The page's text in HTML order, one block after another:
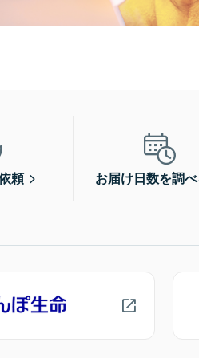
頼 お届け日数を調